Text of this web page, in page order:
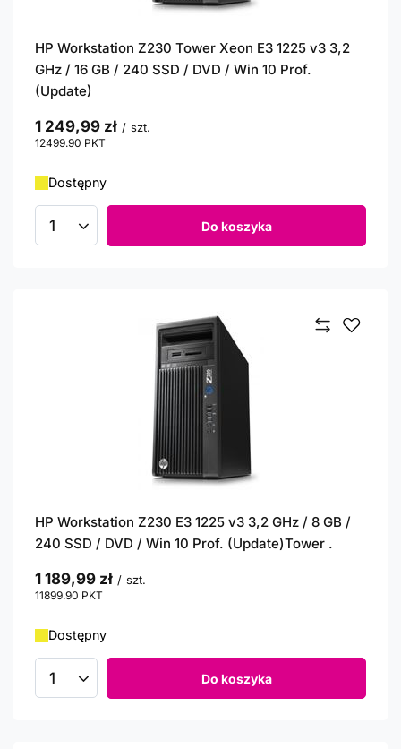
HP Workstation Z230 Tower Xeon E3 1225 v3 3,2
GHz / 16 GB / 240 SSD / DVD / Win 10 Prof.
(Update)
1 249,99 zł / szt.
12499.90 PKT
Dostępny
Ilość produktów Do koszyka
HP Workstation Z230 E3 1225 v3 3,2 GHz / 8 GB /
240 SSD / DVD / Win 10 Prof. (Update)Tower .
1 189,99 zł / szt.
11899.90 PKT
Dostępny
Ilość produktów Do koszyka